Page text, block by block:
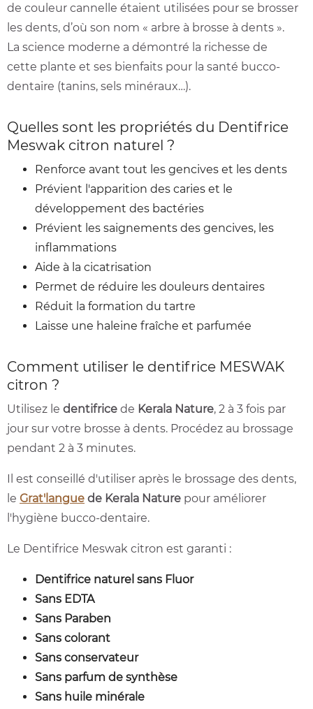
de couleur cannelle étaient utilisées pour se brosser
les dents, d’où son nom « arbre à brosse à dents ».
La science moderne a démontré la richesse de
cette plante et ses bienfaits pour la santé bucco-
dentaire (tanins, sels minéraux…).
Quelles sont les propriétés du Dentifrice
Meswak citron naturel ?
Renforce avant tout les gencives et les dents
Prévient l'apparition des caries et le
développement des bactéries
Prévient les saignements des gencives, les
inflammations
Aide à la cicatrisation
Permet de réduire les douleurs dentaires
Réduit la formation du tartre
Laisse une haleine fraîche et parfumée
Comment utiliser le dentifrice MESWAK
citron ?
Utilisez le dentifrice de Kerala Nature, 2 à 3 fois par
jour sur votre brosse à dents. Procédez au brossage
pendant 2 à 3 minutes.
Il est conseillé d'utiliser après le brossage des dents,
le Grat'langue de Kerala Nature pour améliorer
l'hygiène bucco-dentaire.
Le Dentifrice Meswak citron est garanti :
Dentifrice naturel sans Fluor
Sans EDTA
Sans Paraben
Sans colorant
Sans conservateur
Sans parfum de synthèse
Sans huile minérale